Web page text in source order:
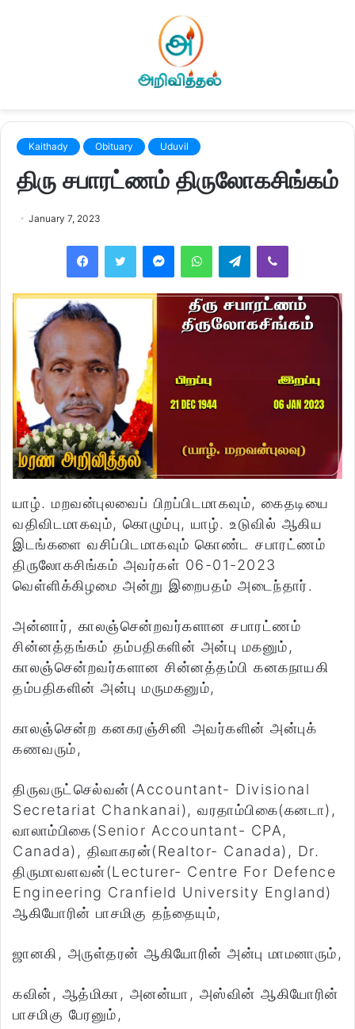
Kaithady Obituary Uduvil
திரு சபாரட்ணம் திருலோகசிங்கம்
January 7, 2023
FacebookTwitter MessengerWhatsAppTelegramViber
யாழ். மறவன்புலவைப் பிறப்பிடமாகவும், கைதடியை
வதிவிடமாகவும், கொழும்பு, யாழ். உடுவில் ஆகிய
இடங்களை வசிப்பிடமாகவும் கொண்ட சபாரட்ணம்
திருலோகசிங்கம் அவர்கள் 06-01-2023
வெள்ளிக்கிழமை அன்று இறைபதம் அடைந்தார்.
அன்னார், காலஞ்சென்றவர்களான சபாரட்ணம்
சின்னத்தங்கம் தம்பதிகளின் அன்பு மகனும்,
காலஞ்சென்றவர்களான சின்னத்தம்பி கனகநாயகி
தம்பதிகளின் அன்பு மருமகனும்,
காலஞ்சென்ற கனகரஞ்சினி அவர்களின் அன்புக்
கணவரும்,
திருவருட்செல்வன்(Accountant- Divisional
Secretariat Chankanai), வரதாம்பிகை(கனடா),
வாலாம்பிகை(Senior Accountant- CPA,
Canada), திவாகரன்(Realtor- Canada), Dr.
திருமாவளவன்(Lecturer- Centre For Defence
Engineering Cranfield University England)
ஆகியோரின் பாசமிகு தந்தையும்,
ஜானகி, அருள்தரன் ஆகியோரின் அன்பு மாமனாரும்,
கவின், ஆத்மிகா, அனன்யா, அஸ்வின் ஆகியோரின்
பாசமிகு பேரனும்,